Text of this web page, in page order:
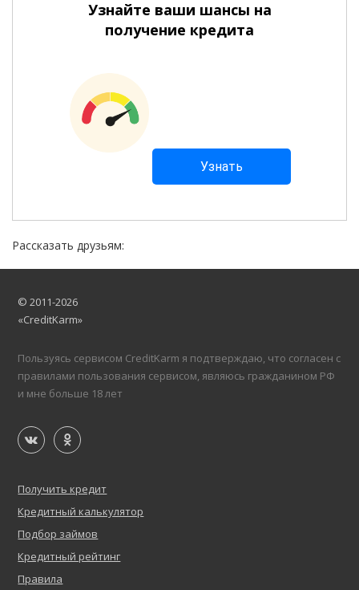
Узнайте ваши шансы на
получение кредита
Рассказать друзьям:
© 2011-2026
«CreditKarm»
Пользуясь сервисом CreditKarm я подтверждаю, что согласен с
правилами пользования сервисом, являюсь гражданином РФ
и мне больше 18 лет
Получить кредит
Кредитный калькулятор
Подбор займов
Кредитный рейтинг
Правила